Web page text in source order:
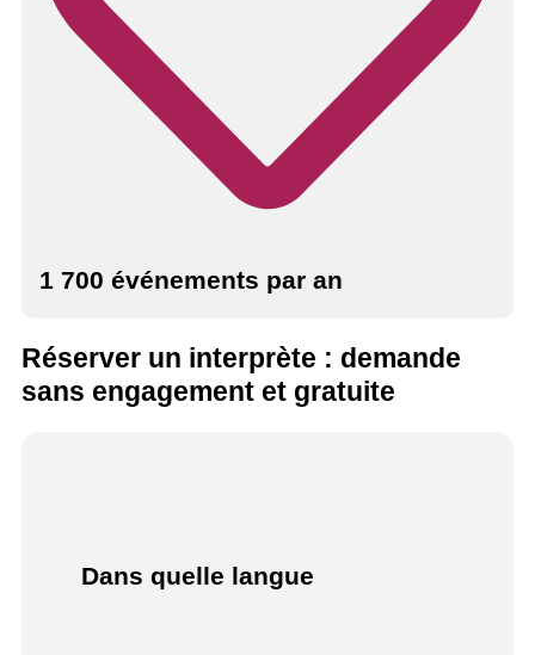
1 700 événements par an
Réserver un interprète : demande
sans engagement et gratuite
Dans quelle langue